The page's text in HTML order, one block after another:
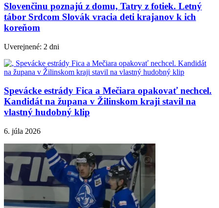
Slovenčinu poznajú z domu, Tatry z fotiek. Letný
tábor Srdcom Slovák vracia deti krajanov k ich
koreňom
Uverejnené: 2 dni
Spevácke estrády Fica a Mečiara opakovať nechcel.
Kandidát na župana v Žilinskom kraji stavil na
vlastný hudobný klip
6. júla 2026